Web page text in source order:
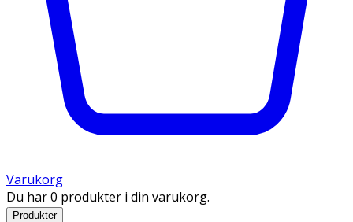
Varukorg
Du har 0 produkter i din varukorg.
Produkter